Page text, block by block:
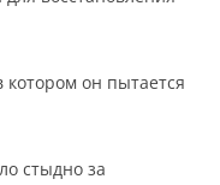
он пытается
стыдно за